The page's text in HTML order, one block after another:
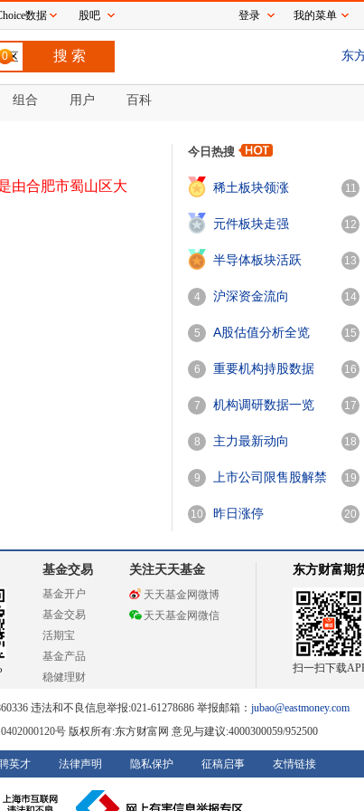
0 东
组合 用户 百科
由合肥市蜀山区大
今日热搜
稀土板块领涨
2
元件板块走强
3
半导体板块活跃
4 沪深资金流向
5 A股估值分析全览
6 重要机构持股数据
7 机构调研数据一览
8 主力最新动向
9 上市公司限售股解禁
一览
10 昨日涨停
11
12
13
14
15
16
17
18
19
20
基金交易
基金开户
基金交易
活期宝
基金产品
稳健理财
关注天天基金
天天基金网微博
天天基金网微信
东方财富期
扫一扫下载
违法和不良信息举报:021-61278686 举报邮箱： jubao@eastmoney.com
号版权所有:东方财富网 意见与建议:4000300059/952500
英才 法律声明 隐私保护 征稿启事 友情链接
数据 股吧 登录 我的菜单